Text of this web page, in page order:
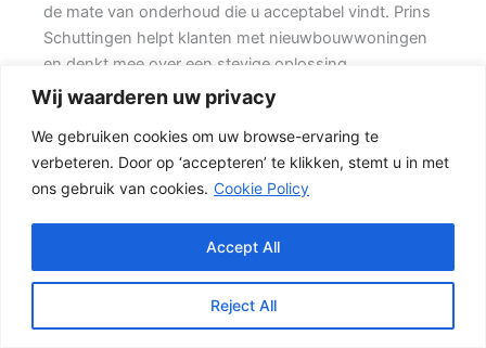
Wij waarderen uw privacy
We gebruiken cookies om uw browse-ervaring te
verbeteren. Door op ‘accepteren’ te klikken, stemt u in met
ons gebruik van cookies. Cookie Policy
Reject All
Accept All
de mate van onderhoud die u acceptabel vindt. Prins
Schuttingen helpt klanten met nieuwbouwwoningen
en denkt mee over een stevige oplossing.
Een nette tuinafscheiding vraagt om meer dan alleen
een paar schermen en palen. Wilt u zo min mogelijk
onderhoud, dan is een betonschutting of hout-beton
combinatie vaak een slimme keuze. Daarbij spelen
ook zaken mee zoals windbelasting,
hoogteverschillen, grondsoort, erfgrens en de
bereikbaarheid van de tuin.